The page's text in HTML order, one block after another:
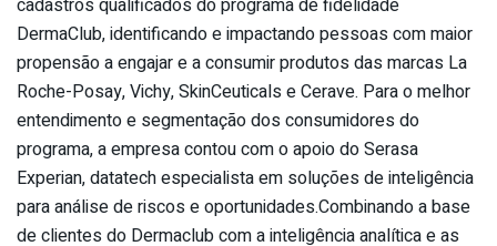
DermaClub, identificando e impactando pessoas com maior
propensão a engajar e a consumir produtos das marcas La
Roche-Posay, Vichy, SkinCeuticals e Cerave. Para o melhor
entendimento e segmentação dos consumidores do
programa, a empresa contou com o apoio do Serasa
Experian, datatech especialista em soluções de inteligência
para análise de riscos e oportunidades.Combinando a base
de clientes do Dermaclub com a inteligência analítica e as